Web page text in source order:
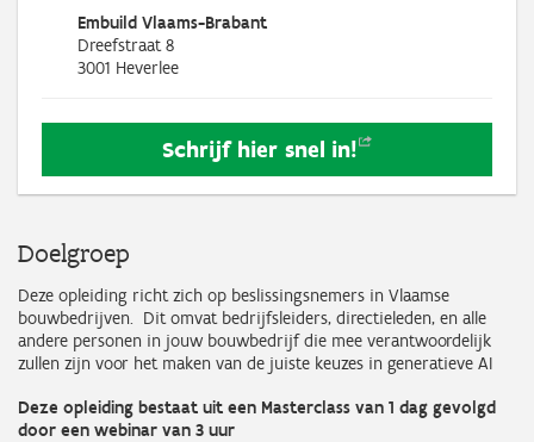
Embuild Vlaams-Brabant
Dreefstraat 8
3001 Heverlee
Schrijf hier snel in!
Doelgroep
Deze opleiding richt zich op beslissingsnemers in Vlaamse
bouwbedrijven. Dit omvat bedrijfsleiders, directieleden, en alle
andere personen in jouw bouwbedrijf die mee verantwoordelijk
zullen zijn voor het maken van de juiste keuzes in generatieve AI
Deze opleiding bestaat uit een Masterclass van 1 dag gevolgd
door een webinar van 3 uur